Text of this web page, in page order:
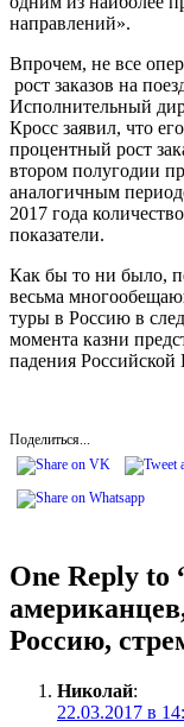
направлений».
Впрочем, не все
рост заказов на
Исполнительный
Кросс заявил, что
процентный рост
втором полугодии
аналогичным
2017 года
показатели.
Как бы то ни было,
весьма
туры в Россию в
момента казни
падения
Поделиться...
One Reply to
Россию,
Николай:
22.03.2017 в